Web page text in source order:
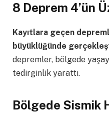
8 Deprem 4’ün
Kayıtlara geçen
büyüklüğünde
depremler, bölgede
tedirginlik yarattı.
Bölgede Sismik